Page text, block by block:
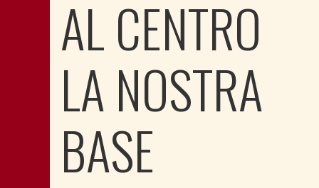
AL CENTRO
LA NOSTRA
BASE